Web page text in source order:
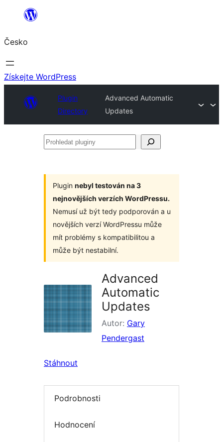
Přeskočit
obsah
Česko
Získejte WordPress
Plugin
Directory
Advanced Automatic
Updates
Prohledat
Plugin nebyl testován na 3
nejnovějších verzích WordPressu.
Nemusí už být tedy podporován a u
novějších verzí WordPressu může
mít problémy s kompatibilitou a
může být nestabilní.
Advanced
Automatic
Updates
Autor: Gary
Pendergast
Stáhnout
Podrobnosti
Hodnocení